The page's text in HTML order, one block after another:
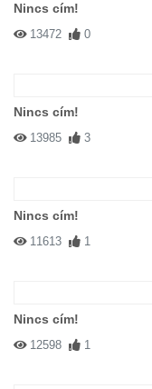
Nincs cím!
13472 0
Nincs cím!
13985 3
Nincs cím!
11613 1
Nincs cím!
12598 1